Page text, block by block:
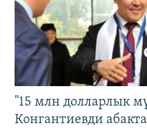
"15 млн долларлык
Конгантиевди